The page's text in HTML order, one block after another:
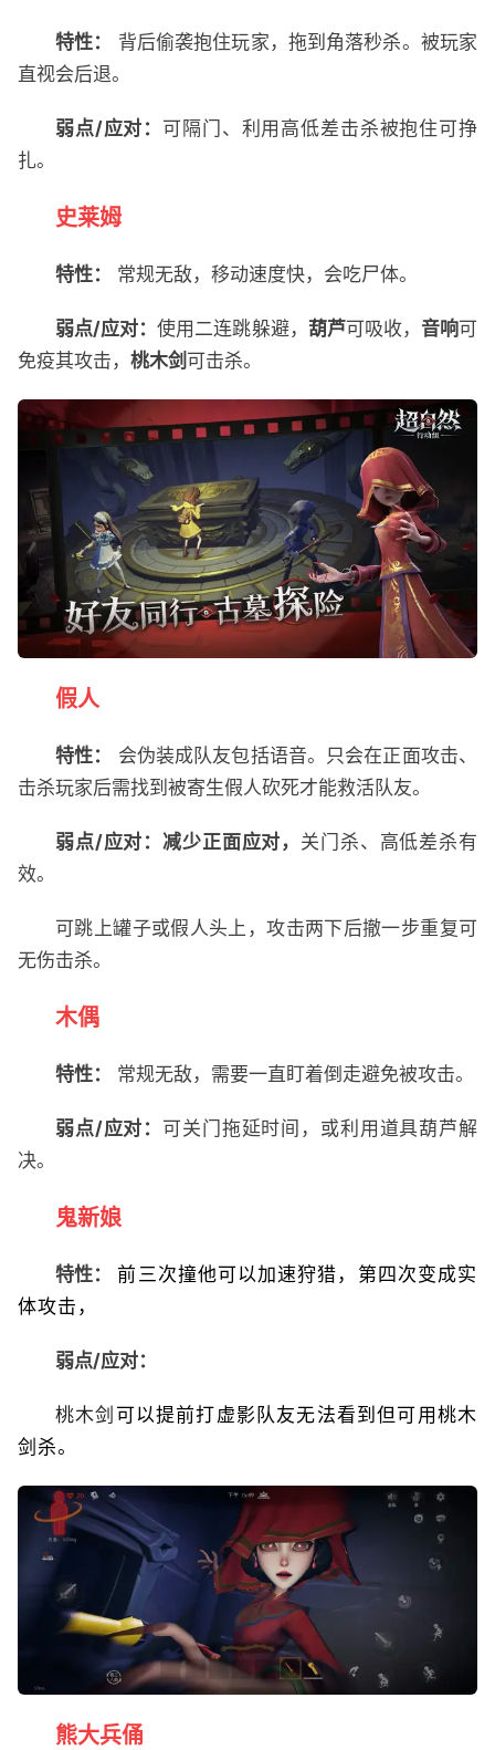
特性：
背后偷袭抱住玩家，拖到角落秒杀。被玩家
直视会后退。
弱点/应对： 可隔门、利用高低差击杀被抱住可挣
扎。
史莱姆
特性： 常规无敌，移动速度快，会吃尸体。
弱点/应对：使用二连跳躲避， 葫芦可吸收， 音响可
免疫其攻击， 桃木剑 可击杀。
假人
特性：
会伪装成队友包括语音。只会在正面攻击、
击杀玩家后需找到被寄生假人砍死才能救活队友。
弱点/应对：减少正面应对， 关门杀、高低差杀有
效。
可跳上罐子或假人头上，攻击两下后撤一步重复可
无伤击杀。
木偶
特性： 常规无敌，需要一直盯着倒走避免被攻击。
弱点/应对： 可关门拖延时间，或利用道具葫芦解
决。
鬼新娘
特性：
前三次撞他可以加速狩猎，第四次变成实
体攻击，
弱点/应对：
桃木剑 可以提前打虚影队友无法看到但可用桃木
剑杀。
熊大兵俑